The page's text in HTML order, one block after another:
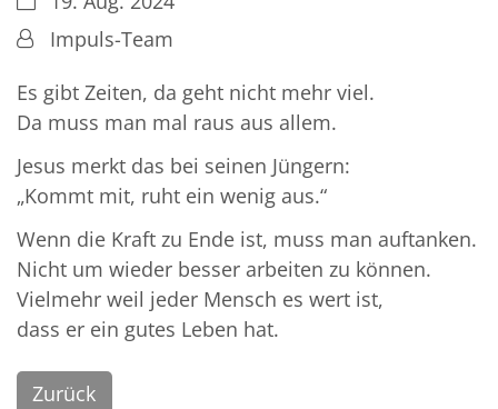
Von:Impuls-Team
Es gibt Zeiten, da geht nicht mehr viel.
Da muss man mal raus aus allem.
Jesus merkt das bei seinen Jüngern:
„Kommt mit, ruht ein wenig aus.“
Wenn die Kraft zu Ende ist, muss man auftanken.
Nicht um wieder besser arbeiten zu können.
Vielmehr weil jeder Mensch es wert ist,
dass er ein gutes Leben hat.
Zurück